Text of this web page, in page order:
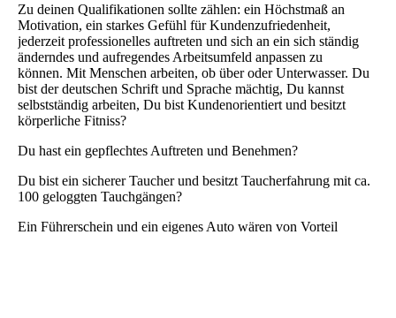
Zu deinen Qualifikationen sollte zählen: ein Höchstmaß an
Motivation, ein starkes Gefühl für Kundenzufriedenheit,
jederzeit professionelles auftreten und sich an ein sich ständig
änderndes und aufregendes Arbeitsumfeld anpassen zu
können. Mit Menschen arbeiten, ob über oder Unterwasser. Du
bist der deutschen Schrift und Sprache mächtig, Du kannst
selbstständig arbeiten, Du bist Kundenorientiert und besitzt
körperliche Fitniss?
Du hast ein gepflechtes Auftreten und Benehmen?
Du bist ein sicherer Taucher und besitzt Taucherfahrung mit ca.
100 geloggten Tauchgängen?
Ein Führerschein und ein eigenes Auto wären von Vorteil